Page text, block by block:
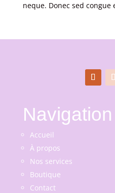
neque. Donec sed congue
Navigation
Accueil
À propos
Nos services
Boutique
Contact